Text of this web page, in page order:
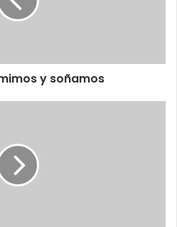
y soñamos